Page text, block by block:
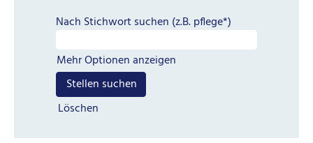
Nach Stichwort suchen (z.B. pflege*)
Mehr Optionen anzeigen
Löschen